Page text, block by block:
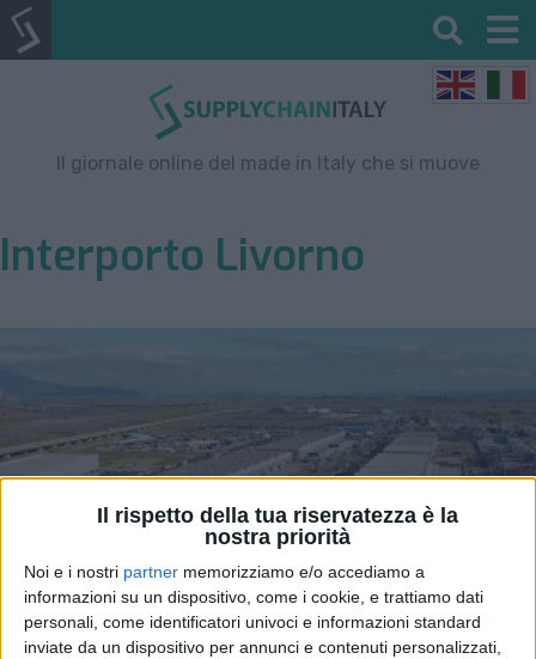
Il rispetto della tua riservatezza è la
nostra priorità
Noi e i nostri partner memorizziamo e/o accediamo a
informazioni su un dispositivo, come i cookie, e trattiamo dati
personali, come identificatori univoci e informazioni standard
inviate da un dispositivo per annunci e contenuti personalizzati,
Il giornale online del made in Italy che si muove
Interporto Livorno